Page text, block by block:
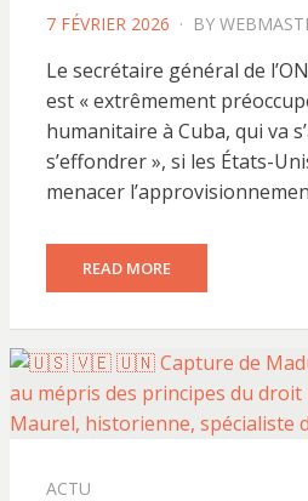
POSTED
7 FÉVRIER 2026 BY
Le secrétaire général de
est « extrêmement
humanitaire à Cuba, qui va
s’effondrer », si les États-
menacer
READ MORE
ACTU